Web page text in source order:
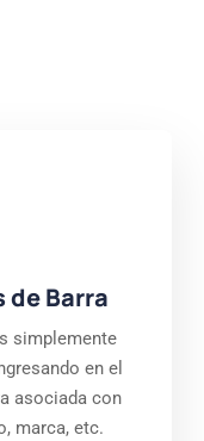
de Barra
simplemente
en el
asociada con
marca, etc.